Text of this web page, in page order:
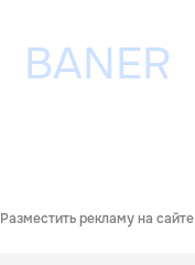
Разместить рекламу на сайте